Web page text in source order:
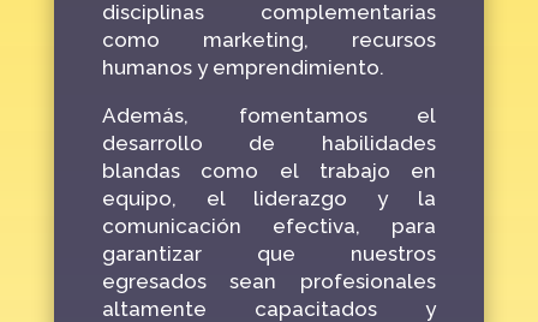
disciplinas complementarias
como marketing, recursos
humanos y emprendimiento.
Además, fomentamos el
desarrollo de habilidades
blandascomo el trabajo en
equipo, el liderazgo y la
comunicación efectiva, para
garantizar que nuestros
egresados sean profesionales
altamente capacitados y